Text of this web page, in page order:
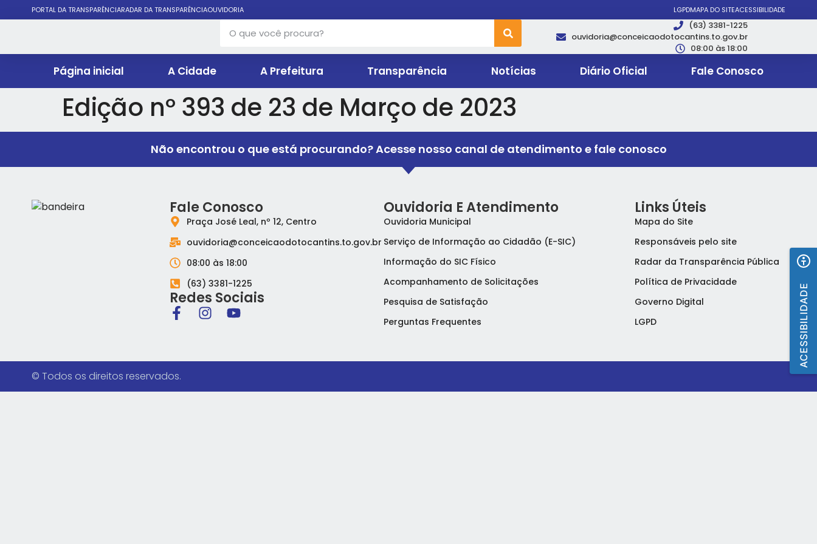
PORTAL DA TRANSPARÊNCIARADAR DA TRANSPARÊNCIAOUVIDORIA LGPDMAPA DO SITEACESSIBILIDADE
(63) 3381-1225
ouvidoria@conceicaodotocantins.to.gov.br
08:00 às 18:00
Página inicial A Cidade A Prefeitura Transparência Notícias Diário Oficial Fale Conosco
Edição nº 393 de 23 de Março de 2023
Não encontrou o que está procurando? Acesse nosso canal de atendimento e fale conosco
Fale Conosco
Praça José Leal, nº 12, Centro
ouvidoria@conceicaodotocantins.to.gov.br
08:00 às 18:00
(63) 3381-1225
Redes Sociais
Ouvidoria E Atendimento
Ouvidoria Municipal
Serviço de Informação ao Cidadão (E-SIC)
Informação do SIC Físico
Acompanhamento de Solicitações
Pesquisa de Satisfação
Perguntas Frequentes
Links Úteis
Mapa do Site
Responsáveis pelo site
Radar da Transparência Pública
Política de Privacidade
Governo Digital
LGPD
© Todos os direitos reservados.
ACESSIBILIDADE